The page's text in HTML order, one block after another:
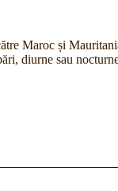
Maroc și
diurne sau